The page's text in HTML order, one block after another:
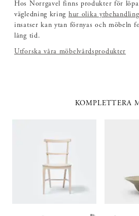
Hos Norrgavel finns produkter för
vägledning kring hur olika
insatser kan ytan förnyas och möbeln
lång tid.
Utforska våra möbelvårdsprodukter
KOMPLETTERA